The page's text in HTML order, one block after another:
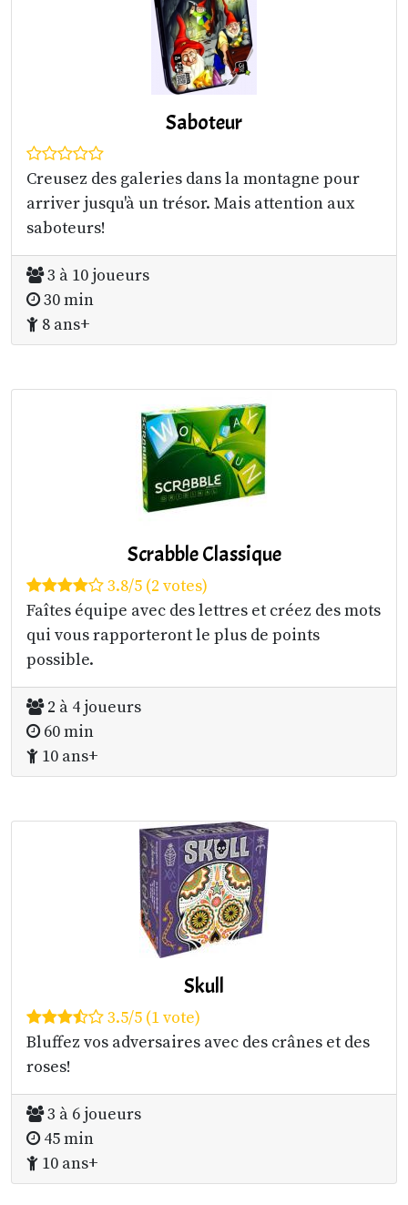
Saboteur
Creusez des galeries dans la montagne pour
arriver jusqu'à un trésor. Mais attention aux
saboteurs!
3 à 10 joueurs
30 min
8 ans+
Scrabble Classique
3.8/5 (2 votes)
Faîtes équipe avec des lettres et créez des mots
qui vous rapporteront le plus de points
possible.
2 à 4 joueurs
60 min
10 ans+
Skull
3.5/5 (1 vote)
Bluffez vos adversaires avec des crânes et des
roses!
3 à 6 joueurs
45 min
10 ans+